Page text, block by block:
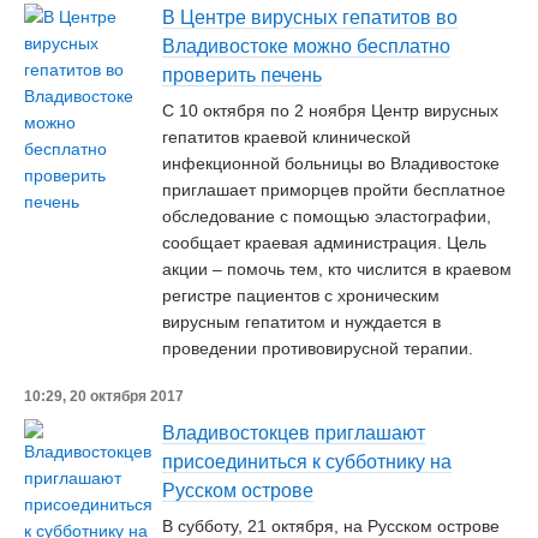
В Центре вирусных гепатитов во
Владивостоке можно бесплатно
проверить печень
С 10 октября по 2 ноября Центр вирусных
гепатитов краевой клинической
инфекционной больницы во Владивостоке
приглашает приморцев пройти бесплатное
обследование с помощью эластографии,
сообщает краевая администрация. Цель
акции – помочь тем, кто числится в краевом
регистре пациентов с хроническим
вирусным гепатитом и нуждается в
проведении противовирусной терапии.
10:29, 20 октября 2017
Владивостокцев приглашают
присоединиться к субботнику на
Русском острове
В субботу, 21 октября, на Русском острове